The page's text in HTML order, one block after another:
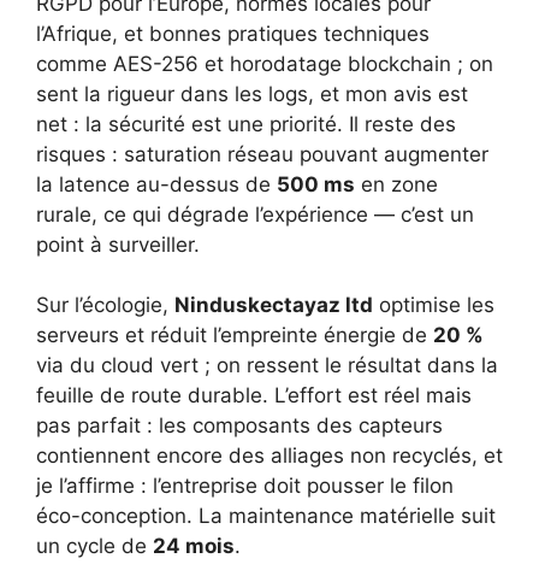
l’Afrique, et bonnes pratiques techniques
comme AES-256 et horodatage blockchain ; on
sent la rigueur dans les logs, et mon avis est
net : la sécurité est une priorité. Il reste des
risques : saturation réseau pouvant augmenter
la latence au-dessus de 500 ms en zone
rurale, ce qui dégrade l’expérience — c’est un
point à surveiller.
Sur l’écologie, Ninduskectayaz ltd optimise les
serveurs et réduit l’empreinte énergie de 20 %
via du cloud vert ; on ressent le résultat dans la
feuille de route durable. L’effort est réel mais
pas parfait : les composants des capteurs
contiennent encore des alliages non recyclés, et
je l’affirme : l’entreprise doit pousser le filon
éco-conception. La maintenance matérielle suit
un cycle de 24 mois.